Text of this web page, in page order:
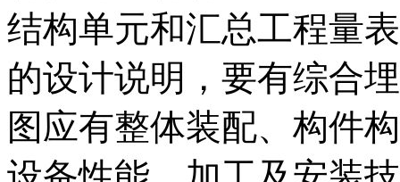
结构单元和汇总工程量
的设计说明，要有综合
图应有整体装配、构件